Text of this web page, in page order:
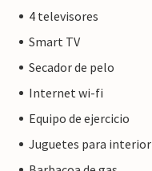
4 televisores
Smart TV
Secador de pelo
Internet wi-fi
Equipo de ejercicio
Juguetes para interior